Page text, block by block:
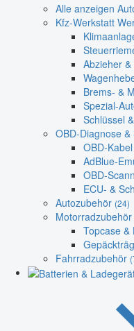
Alle anzeigen
Kfz-Werkstatt
Abzieher
Brems- &
Spezial-
Schlüssel
OBD-Diagnose &
OBD-
AdBlue-
OBD-
ECU- &
Autozubehör (24)
Motorradzubehör
Topcase &
Fahrradzubehör